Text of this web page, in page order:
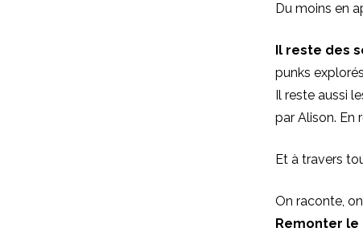
Du moins en
Il reste des
punks
Il reste aussi
par Alison. En
Et à travers
On raconte,
Remonter